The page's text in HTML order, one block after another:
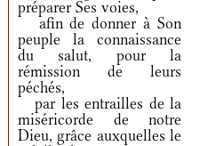
préparer Ses voies,
afin de donner à Son
peuple la connaissance
du salut, pour la
rémission de leurs
péchés,
par les entrailles de la
miséricorde de notre
Dieu, grâce auxquelles le